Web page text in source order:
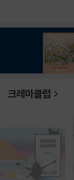
크레마클럽